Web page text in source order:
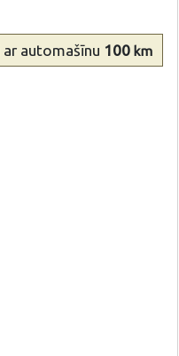
ar automašīnu 100km